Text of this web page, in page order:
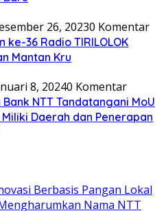
26, 20230 Komentar
ke-36 Radio TIRILOLOK
Mantan Kru
8, 20240 Komentar
NTT Tandatangani MoU
Daerah dan Penerapan